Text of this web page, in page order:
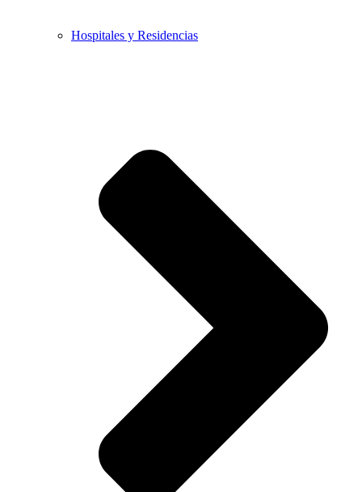
Hospitales y Residencias